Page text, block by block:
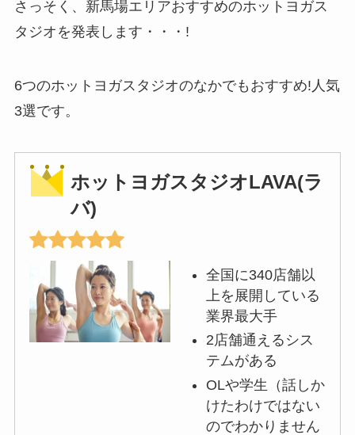
さっそく、新馬場エリアおすすめのホットヨガス
タジオを発表します・・・!
6つのホットヨガスタジオのなかでもおすすめ!人気
3選です。
ホットヨガスタジオLAVA(ラ
バ)
全国に340店舗以
上を展開している
業界最大手
2店舗通えるシス
テムがある
OLや学生（話しか
けたわけではない
のでわかりません